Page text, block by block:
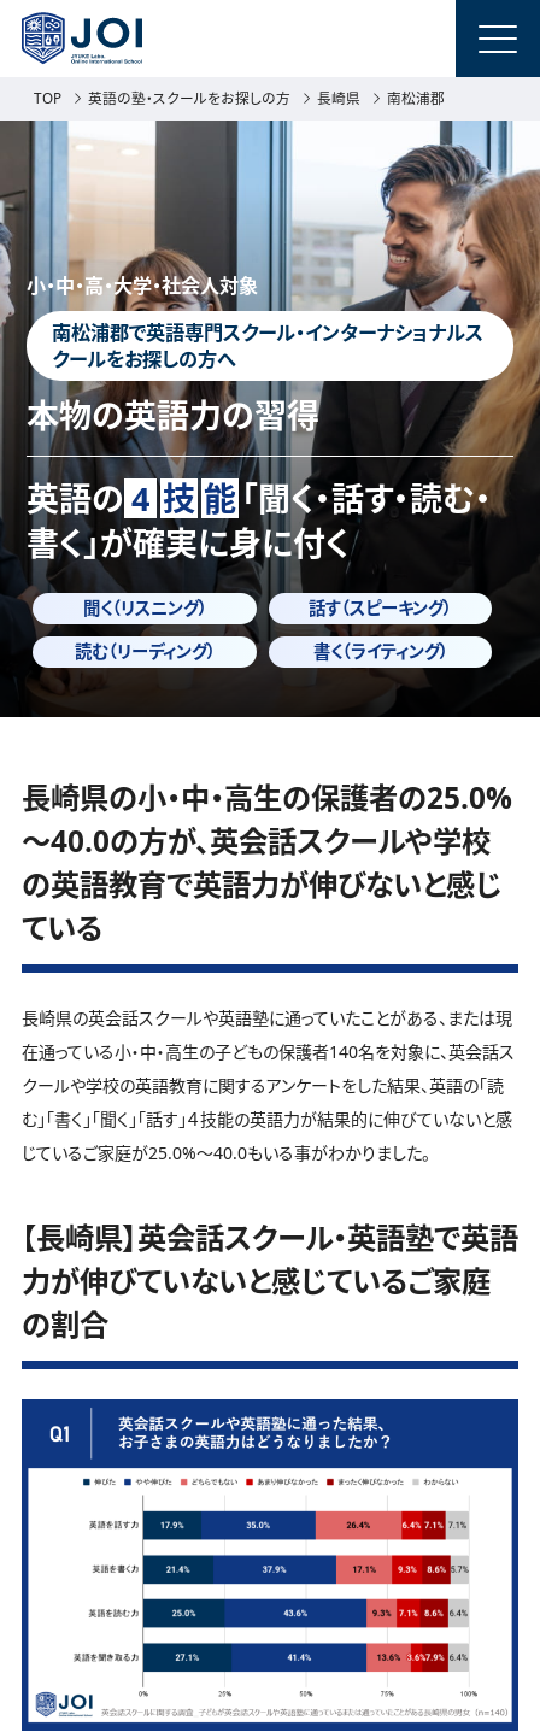
TOP 英語の塾・スクールをお探しの方 長崎県 南松浦郡
小・中・高・大学・社会人対象
南松浦郡で英語専門スクール・インターナショナルス
クールをお探しの方へ
本物の英語力の習得
英語の 4 技能 「聞く・話す・読む・
書く」が確実に身に付く
聞く（リスニング）
話す（スピーキング）
読む（リーディング）
書く（ライティング）
長崎県の小・中・高生の保護者の25.0%
～40.0の方が、英会話スクールや学校
の英語教育で英語力が伸びないと感じ
ている
長崎県の英会話スクールや英語塾に通っていたことがある、または現
在通っている小・中・高生の子どもの保護者140名を対象に、英会話ス
クールや学校の英語教育に関するアンケートをした結果、英語の「読
む」「書く」「聞く」「話す」４技能の英語力が結果的に伸びていないと感
じているご家庭が25.0%～40.0もいる事がわかりました。
【長崎県】英会話スクール・英語塾で英語
力が伸びていないと感じているご家庭
の割合